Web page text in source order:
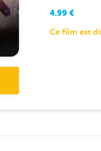
4.99 €
Ce film est